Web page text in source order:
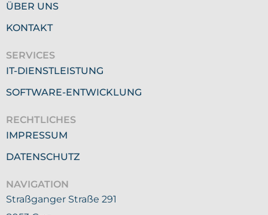
ÜBER UNS
KONTAKT
SERVICES
IT-DIENSTLEISTUNG
SOFTWARE-ENTWICKLUNG
RECHTLICHES
IMPRESSUM
DATENSCHUTZ
NAVIGATION
Straßganger Straße 291